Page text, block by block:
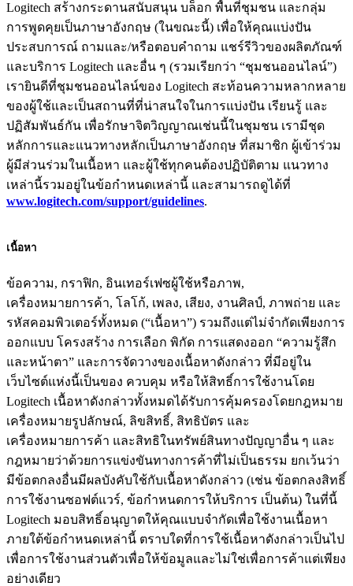
Logitech สร้างกระดานสนับสนุน บล็อก พื้นที่ชุมชน และกลุ่ม
การพูดคุยเป็นภาษาอังกฤษ (ในขณะนี้) เพื่อให้คุณแบ่งปัน
ประสบการณ์ ถามและ/หรือตอบคำถาม แชร์รีวิวของผลิตภัณฑ์
และบริการ Logitech และอื่น ๆ (รวมเรียกว่า “ชุมชนออนไลน์”)
เรายินดีที่ชุมชนออนไลน์ของ Logitech สะท้อนความหลากหลาย
ของผู้ใช้และเป็นสถานที่ที่น่าสนใจในการแบ่งปัน เรียนรู้ และ
ปฏิสัมพันธ์กัน เพื่อรักษาจิตวิญญาณเช่นนี้ในชุมชน เรามีชุด
หลักการและแนวทางหลักเป็นภาษาอังกฤษ ที่สมาชิก ผู้เข้าร่วม
ผู้มีส่วนร่วมในเนื้อหา และผู้ใช้ทุกคนต้องปฏิบัติตาม แนวทาง
เหล่านี้รวมอยู่ในข้อกำหนดเหล่านี้ และสามารถดูได้ที่
www.logitech.com/support/guidelines.
เนื้อหา
ข้อความ, กราฟิก, อินเทอร์เฟซผู้ใช้หรือภาพ,
เครื่องหมายการค้า, โลโก้, เพลง, เสียง, งานศิลป์, ภาพถ่าย และ
รหัสคอมพิวเตอร์ทั้งหมด (“เนื้อหา”) รวมถึงแต่ไม่จำกัดเพียงการ
ออกแบบ โครงสร้าง การเลือก พิกัด การแสดงออก “ความรู้สึก
และหน้าตา” และการจัดวางของเนื้อหาดังกล่าว ที่มีอยู่ใน
เว็บไซต์แห่งนี้เป็นของ ควบคุม หรือให้สิทธิ์การใช้งานโดย
Logitech เนื้อหาดังกล่าวทั้งหมดได้รับการคุ้มครองโดยกฎหมาย
เครื่องหมายรูปลักษณ์, ลิขสิทธิ์, สิทธิบัตร และ
เครื่องหมายการค้า และสิทธิในทรัพย์สินทางปัญญาอื่น ๆ และ
กฎหมายว่าด้วยการแข่งขันทางการค้าที่ไม่เป็นธรรม ยกเว้นว่า
มีข้อตกลงอื่นมีผลบังคับใช้กับเนื้อหาดังกล่าว (เช่น ข้อตกลงสิทธิ์
การใช้งานซอฟต์แวร์, ข้อกำหนดการให้บริการ เป็นต้น) ในที่นี้
Logitech มอบสิทธิ์อนุญาตให้คุณแบบจำกัดเพื่อใช้งานเนื้อหา
ภายใต้ข้อกำหนดเหล่านี้ ตราบใดที่การใช้เนื้อหาดังกล่าวเป็นไป
เพื่อการใช้งานส่วนตัวเพื่อให้ข้อมูลและไม่ใช่เพื่อการค้าแต่เพียง
อย่างเดียว